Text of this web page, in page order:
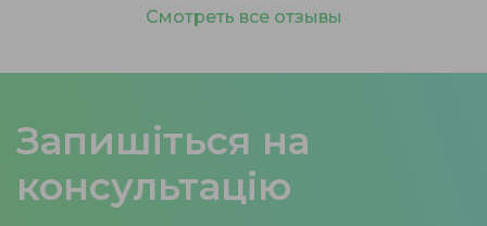
Смотреть все отзывы
Запишіться на
консультацію